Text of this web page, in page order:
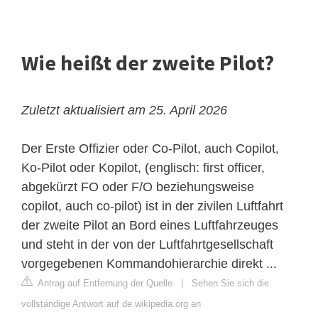
Wie heißt der zweite Pilot?
Zuletzt aktualisiert am 25. April 2026
Der Erste Offizier oder Co-Pilot, auch Copilot,
Ko-Pilot oder Kopilot, (englisch: first officer,
abgekürzt FO oder F/O beziehungsweise
copilot, auch co-pilot) ist in der zivilen Luftfahrt
der zweite Pilot an Bord eines Luftfahrzeuges
und steht in der von der Luftfahrtgesellschaft
vorgegebenen Kommandohierarchie direkt ...
Antrag auf Entfernung der Quelle
Sehen Sie sich die
vollständige Antwort auf de.wikipedia.org an